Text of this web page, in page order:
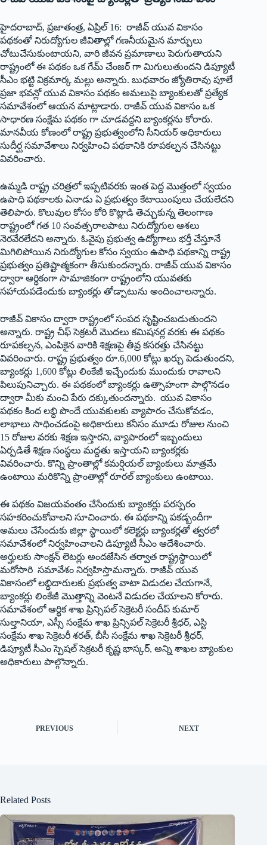
హైదరాబాద్, ప్రజాతంత్ర, ఏప్రిల్ 16: రాజీవ్ యువ వికాసం
పథకంతో నిరుద్యోగుల జీవితాల్లో గణనీయమైన మార్పులు
చోటుచేసుకుంటాయని, వారి జీవన ప్రమాణాలు పెరుగుతాయని
రాష్ట్రంలో ఈ పథకం ఒక గేమ్ చేంజర్ గా మిగులుతుందని డిప్యూటీ
సీఎం భట్టి విక్రమార్క మల్లు అన్నారు. బుధవారం జ్యోతిరావు పూలే
ప్రజా భవన్లో యువ వికాసం పథకం అమలుపై బ్యాంకులతో ప్రత్యేక
సమావేశంలో ఆయన మాట్లాడారు. రాజీవ్ యువ వికాసం ఒక
సాధారణ సంక్షేమ పథకం గా చూడవద్దని బ్యాంకర్లను కోరారు.
మానవీయ కోణంలో రాష్ట్ర ప్రభుత్వంలోని సీనియర్ అధికారులు
సుదీర్ఘ సమావేశాలు నిర్వహించి పథకానికి రూపకల్పన చేసినట్టు
వివరించారు.
ఉమ్మడి రాష్ట్ర చరిత్రలో ఇప్పటివరకు ఇంత పెద్ద మొత్తంలో స్వయం
ఉపాధి పథకాలకు ఏనాడు ఏ ప్రభుత్వం కేటాయింపులు చేయలేదని
తెలిపారు. కొలువుల కోసం కోరి కొట్లాడి తెచ్చుకున్న తెలంగాణ
రాష్ట్రంలో గత 10 సంవత్సరాలపాటు నిరుద్యోగుల ఆశలు
నెరవేరలేదని అన్నారు. ఓవైపు ప్రభుత్వ ఉద్యోగాలు భర్తీ చేస్తూనే
మిగిలిపోయిన నిరుద్యోగుల కోసం స్వయం ఉపాధి పథకాన్ని రాష్ట్ర
ప్రభుత్వం ప్రతిష్టాత్మకంగా తీసుకుందన్నారు. రాజీవ్ యువ వికాసం
ద్వారా ఆర్థికంగా సామాజికంగా రాష్ట్రంలోని యువతకు
సహాయపడేందుకు బ్యాంకర్లు తోడ్పాటును అందించాలన్నారు.
రాజీవ్ వికాసం ద్వారా రాష్ట్రంలో సంపద సృష్టించబడుతుందని
అన్నారు. రాష్ట్ర చీఫ్ సెక్రటరీ మొదలు కమిషనర్ల వరకు ఈ పథకం
రూపకల్పన, ఎంపికైన వారికి శిక్షణపై తీవ్ర కసరత్తు చేసినట్టు
వివరించారు. రాష్ట్ర ప్రభుత్వం రూ.6,000 కోట్లు ఖర్చు పెడుతుందని,
బ్యాంకర్లు 1,600 కోట్లు లింకేజీ ఇచ్చేందుకు ముందుకు రావాలని
పిలుపునిచ్చారు. ఈ పథకంలో బ్యాంకర్లు ఉత్సాహంగా పాల్గొనడం
ద్వారా మీకు మంచి పేరు దక్కుతుందన్నారు. యువ వికాసం
పథకం కింద లబ్ధి పొందే యువకులకు వ్యాపారం చేసుకోవడం,
లాభాలు సాధించడంపై అధికారులు కనీసం మూడు రోజుల నుంచి
15 రోజుల వరకు శిక్షణ ఇస్తారని, వ్యాపారంలో ఇబ్బందులు
ఏర్పడితే శిక్షణ సంస్థలు మద్దతు ఇస్తాయని బ్యాంకర్లకు
వివరించారు. కొన్ని ప్రాంతాల్లో కమర్షియల్ బ్యాంకులు మాత్రమే
ఉంటాయి మరికొన్ని ప్రాంతాల్లో రూరల్ బ్యాంకులు ఉంటాయి.
ఈ పథకం విజయవంతం చేసేందుకు బ్యాంకర్లు పరస్పరం
సహకరించుకోవాలని సూచించారు. ఈ పథకాన్ని పకడ్బందీగా
అమలు చేసేందుకు జిల్లా స్థాయిలో కలెక్టర్లు బ్యాంకర్లతో త్వరలో
సమావేశంలో నిర్వహించాలని డిప్యూటీ సీఎం ఆదేశించారు.
అర్హులకు సాంక్షన్ లెటర్లు అందజేసిన తర్వాత రాష్ట్రస్థాయిలో
మరోసారి సమావేశం నిర్వహిస్తామన్నారు. రాజీవ్ యువ
వికాసంలో లబ్ధిదారులకు ప్రభుత్వ వాటా విడుదల చేయగానే,
బ్యాంకర్లు లింకేజీ మొత్తాన్ని వెంటనే విడుదల చేయాలని కోరారు.
సమావేశంలో ఆర్థిక శాఖ ప్రిన్సిపల్ సెక్రెటరీ సందీప్ కుమార్
సుల్తానియా, ఎస్సీ సంక్షేమ శాఖ ప్రిన్సిపల్ సెక్రెటరీ శ్రీధర్, ఎస్టి
సంక్షేమ శాఖ సెక్రెటరీ శరత్, బీసీ సంక్షేమ శాఖ సెక్రెటరీ శ్రీధర్,
డిప్యూటీ సీఎం స్పెషల్ సెక్రటరీ కృష్ణ భాస్కర్, అన్ని శాఖల బ్యాంకుల
అధికారులు పాల్గొన్నారు.
PREVIOUS NEXT
Related Posts